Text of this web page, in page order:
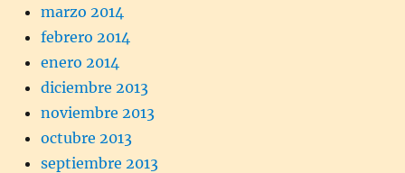
marzo 2014
febrero 2014
enero 2014
diciembre 2013
noviembre 2013
octubre 2013
septiembre 2013